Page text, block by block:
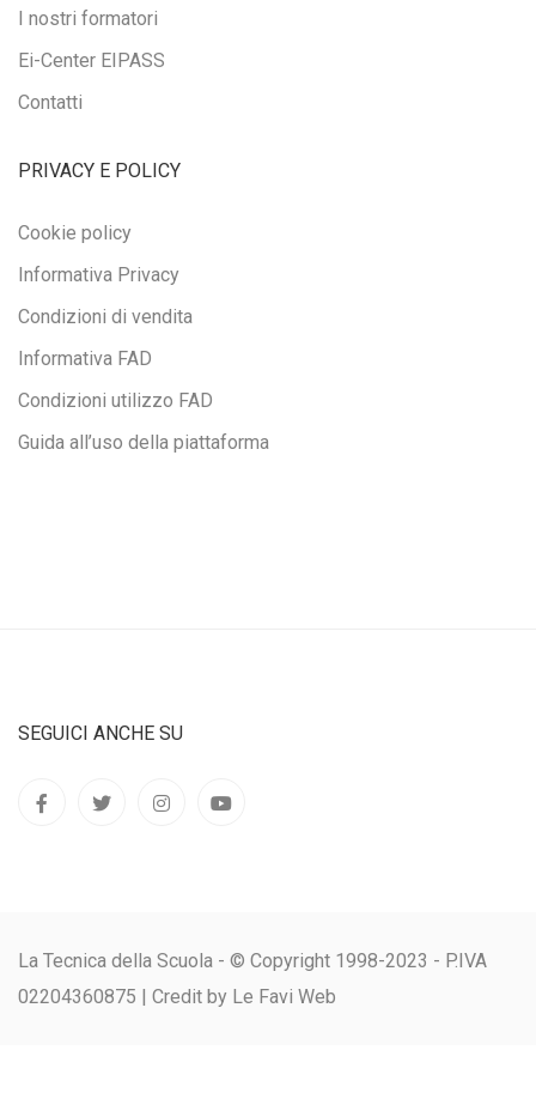
I nostri formatori
Ei-Center EIPASS
Contatti
PRIVACY E POLICY
Cookie policy
Informativa Privacy
Condizioni di vendita
Informativa FAD
Condizioni utilizzo FAD
Guida all’uso della piattaforma
SEGUICI ANCHE SU
La Tecnica della Scuola - © Copyright 1998-2023 - P.IVA
02204360875 | Credit by Le Favi Web